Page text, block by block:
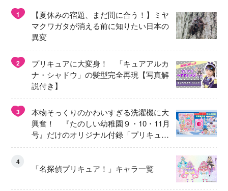
1
【夏休みの宿題、まだ間に合う！】ミヤ
マクワガタが消える前に知りたい日本の
異変
2
プリキュアに大変身！ 「キュアアルカ
ナ・シャドウ」の髪型完全再現【写真解
説付き】
3
本物そっくりのかわいすぎる洗濯機に大
興奮！ 『たのしい幼稚園９・10・11月
号』だけのオリジナル付録「プリキュ
ア くるくるせんたくき」
4
「名探偵プリキュア！」キャラ一覧